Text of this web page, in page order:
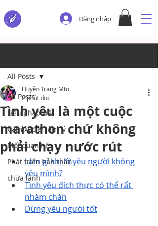
Đăng nhập
All Posts
Liệu pháp viết
Cảm xúc & Tâm lý
Mối quan hệ
Phát triển bản thân
chữa lành
All Posts
Tình yêu là một cuộc
marathon chứ không
phải chạy nước rút
Huyền Trang Mto
2 phút đọc
Làm gì khi lỡ yêu người không
yêu mình?
Tình yêu đích thực có thể rất
nhàm chán
Đừng yêu người tốt